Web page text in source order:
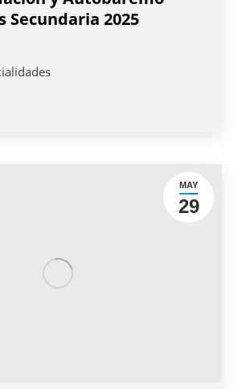
Secundaria 2025
MAY
29